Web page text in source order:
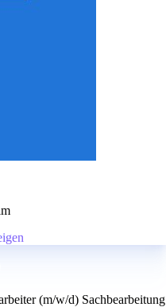
(m/w/d) Sachbearbeitung